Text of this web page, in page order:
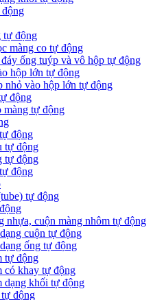
tự động
màng co tự động
ống tuýp và vô hộp tự động
hộp lớn tự động
nhỏ vào hộp lớn tự động
động
màng tự động
động
tự động
tự động
động
tự động
nhựa, cuộn màng nhôm tự động
cuộn tự động
ống tự động
tự động
có khay tự động
dạng khối tự động
động